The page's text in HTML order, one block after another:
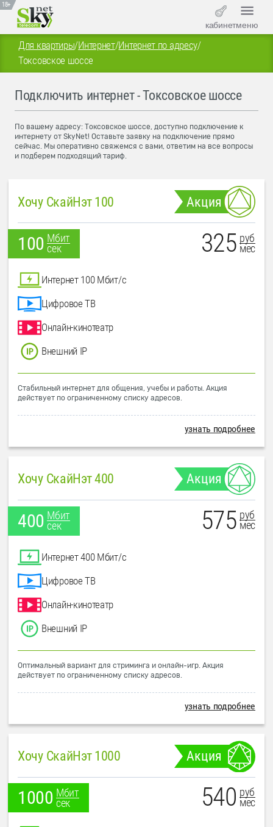
18+
кабинетменю
Для квартиры/Интернет/Интернет по адресу/
Токсовское шоссе
Подключить интернет - Токсовское шоссе
По вашему адресу: Токсовское шоссе, доступно подключение к
интернету от SkyNet! Оставьте заявку на подключение прямо
сейчас. Мы оперативно свяжемся с вами, ответим на все вопросы
и подберем подходящий тариф.
Хочу СкайНэт 100 Акция
100 Мбит
сек
325 руб
мес
Интернет 100 Мбит/с
Цифровое ТВ
Онлайн-кинотеатр
Внешний IP
Стабильный интернет для общения, учебы и работы. Акция
действует по ограниченному списку адресов.
узнать подробнее
Хочу СкайНэт 400 Акция
400 Мбит
сек
575 руб
мес
Интернет 400 Мбит/с
Цифровое ТВ
Онлайн-кинотеатр
Внешний IP
Оптимальный вариант для стриминга и онлайн-игр. Акция
действует по ограниченному списку адресов.
узнать подробнее
Хочу СкайНэт 1000 Акция
1000 Мбит
сек
540 руб
мес